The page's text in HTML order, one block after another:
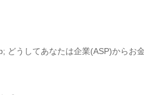
どうしてあなたは企業(ASP)からお